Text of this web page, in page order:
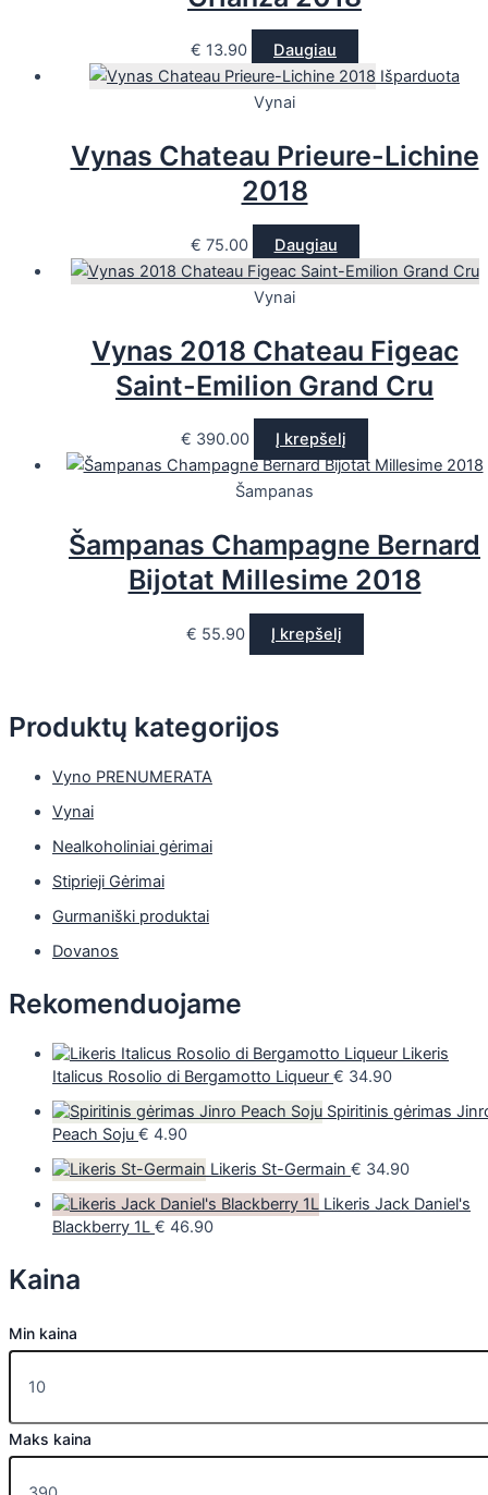
Produktų kategorijos
Vyno PRENUMERATA
Vynai
Nealkoholiniai gėrimai
Stiprieji Gėrimai
Gurmaniški produktai
Dovanos
Rekomenduojame
Likeris
Italicus Rosolio di Bergamotto Liqueur € 34.90
Spiritinis gėrimas
Peach Soju € 4.90
Likeris St-Germain € 34.90
Likeris Jack Daniel's
Blackberry 1L € 46.90
Kaina
Min kaina
Maks kaina
€ 13.90
Daugiau
Išparduota
Vynai
Vynas Chateau Prieure-Lichine
2018
€ 75.00 Daugiau
Vynai
Vynas 2018 Chateau Figeac
Saint-Emilion Grand Cru
€ 390.00 Į krepšelį
Šampanas
Šampanas Champagne Bernard
Bijotat Millesime 2018
€ 55.90 Į krepšelį